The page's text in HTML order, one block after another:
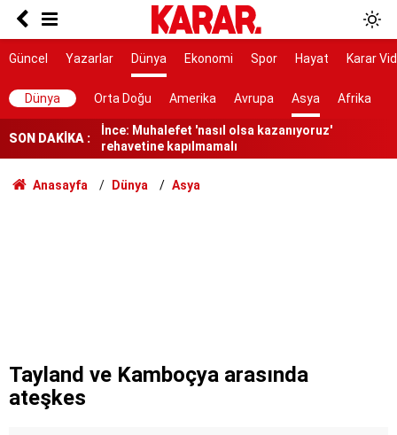
Güncel Yazarlar Dünya Ekonomi Spor Hayat Karar
Dünya Orta Doğu Amerika Avrupa Asya Afrika
SON DAKİKA :
CHP'den istifa etti
Dedetaş: Teşekkürler Üsküdar, tebrikler Sibel
Başkanım
rehavetine kapılmamalı
Kendisinin çayını dahi içmedim
Ayrımcılığı hak etmedik
Anasayfa Dünya Asya
Tayland ve Kamboçya arasında
ateşkes